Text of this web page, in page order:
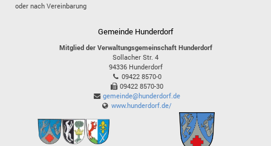
oder nach Vereinbarung
Gemeinde Hunderdorf
Mitglied der Verwaltungsgemeinschaft Hunderdorf
Sollacher Str. 4
94336 Hunderdorf
09422 8570-0
09422 8570-30
gemeinde@hunderdorf.de
www.hunderdorf.de/